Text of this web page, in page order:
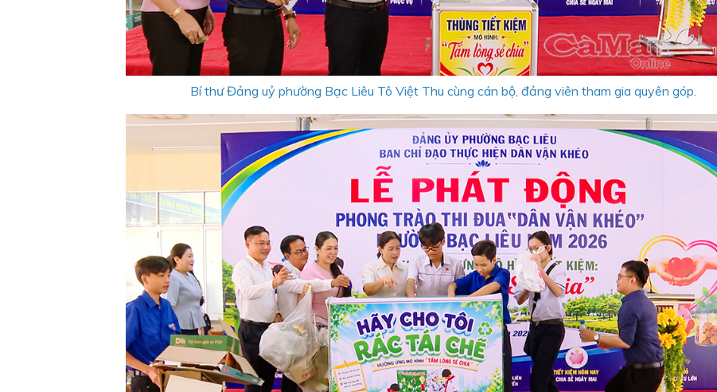
Bí thư Đảng uỷ phường Bạc Liêu Tô Việt Thu cùng cán bộ, đảng viên tham gia quyên góp.